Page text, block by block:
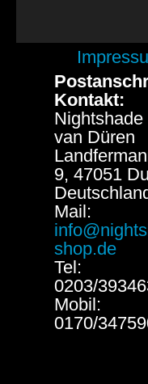
Kontakt:
Nightshade
van Düren
9, 47051
Mail:
shop.de
Tel:
0203/
Mobil:
0170/